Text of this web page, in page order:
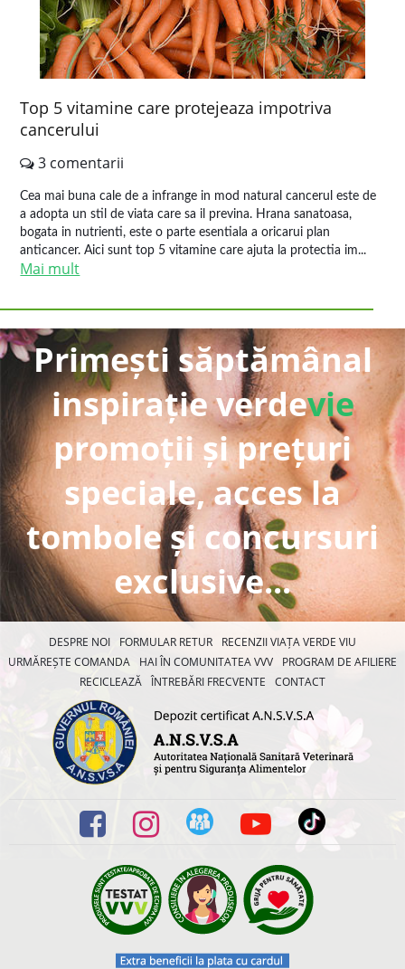
Top 5 vitamine care protejeaza impotriva
cancerului
3 comentarii
Cea mai buna cale de a infrange in mod natural cancerul este de
a adopta un stil de viata care sa il previna. Hrana sanatoasa,
bogata in nutrienti, este o parte esentiala a oricarui plan
anticancer. Aici sunt top 5 vitamine care ajuta la protectia im...
Mai mult
Primești săptămânal
inspirație verdevie
promoții și prețuri
speciale, acces la
tombole și concursuri
exclusive...
DESPRE NOI FORMULAR RETUR
RECENZII VIAȚA VERDE VIU
URMĂREȘTE COMANDA
HAI ÎN COMUNITATEA VVV
PROGRAM DE AFILIERE
RECICLEAZĂ ÎNTREBĂRI FRECVENTE CONTACT